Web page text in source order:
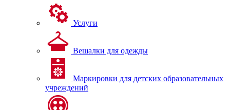
Услуги
Вешалки для одежды
Маркировки для детских образовательных
учреждений